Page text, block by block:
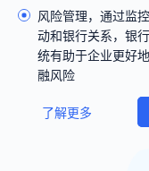
风险管理，通过监
动和银行关系，银
统有助于企业更好
融风险
了解更多